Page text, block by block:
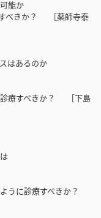
能か
べきか？ ［薬師寺泰
はあるのか
療すべきか？ ［下島
うに診療すべきか？